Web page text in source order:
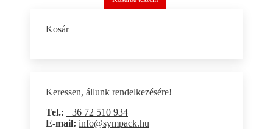
Kosár
Keressen, állunk rendelkezésére!
Tel.: +36 72 510 934
E-mail: info@sympack.hu